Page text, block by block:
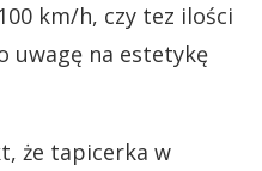
km/h, czy tez ilości
uwagę na estetykę
że tapicerka w